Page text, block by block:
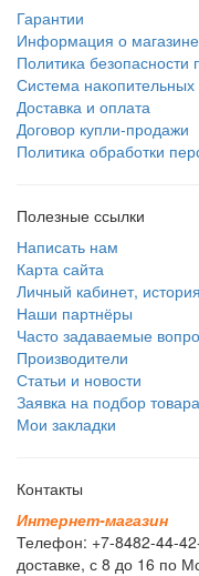
Гарантии
Информация о магазине
Политика безопасности
Система накопительных
Доставка и оплата
Договор купли-продажи
Политика обработки
Полезные ссылки
Написать нам
Карта сайта
Личный кабинет,
Наши партнёры
Часто задаваемые
Производители
Статьи и новости
Заявка на подбор товара
Мои закладки
Контакты
Интернет-магазин
Телефон: +7-8482-44-
доставке, с 8 до 16 по